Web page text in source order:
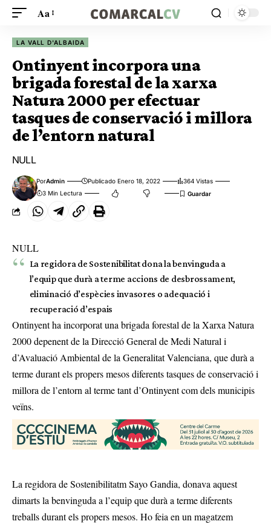
Aa
LA VALL D'ALBAIDA
Ontinyent incorpora una
brigada forestal de la xarxa
Natura 2000 per efectuar
tasques de conservació i millora
de l’entorn natural
NULL
PorAdmin Publicado Enero 18, 2022
364 Vistas
3 Min Lectura
NULL
La regidora de Sostenibilitat dona la benvinguda a
l’equip que durà a terme accions de desbrossament,
eliminació d’espècies invasores o adequació i
recuperació d’espais
Ontinyent ha incorporat una brigada forestal de la Xarxa Natura
2000 depenent de la Direcció General de Medi Natural i
d’Avaluació Ambiental de la Generalitat Valenciana, que durà a
terme durant els propers mesos diferents tasques de conservació i
millora de l’entorn al terme tant d’Ontinyent com dels municipis
veïns.
La regidora de Sostenibilitatm Sayo Gandia, donava aquest
dimarts la benvinguda a l’equip que durà a terme diferents
treballs durant els propers mesos. Ho feia en un magatzem